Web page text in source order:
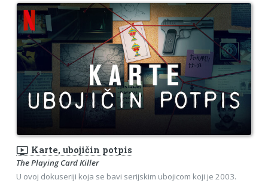
ondemand_video Karte, ubojičin potpis
The Playing Card Killer
U ovoj dokuseriji koja se bavi serijskim ubojicom koji je 2003.